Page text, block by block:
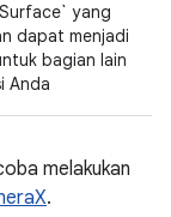
yang
dapat menjadi
bagian lain
Anda
melakukan
.